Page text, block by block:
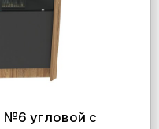
угловой с